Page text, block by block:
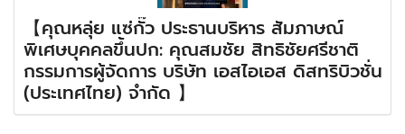
【คุณหลุ่ย แซ่กั๊ว ประธานบริหาร สัมภาษณ์
พิเศษบุคคลขึ้นปก: คุณสมชัย สิทธิชัยศรีชาติ
กรรมการผู้จัดการ บริษัท เอสไอเอส ดิสทริบิวชั่น
(ประเทศไทย) จำกัด 】